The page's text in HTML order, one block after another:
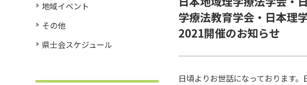
地域イベント
その他
県士会スケジュール
学療法教育学会・日本
2021開催のお知らせ
日頃よりお世話になっております